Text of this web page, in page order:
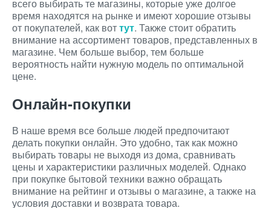
всего выбирать те магазины, которые уже долгое
время находятся на рынке и имеют хорошие отзывы
от покупателей, как воттут. Также стоит обратить
внимание на ассортимент товаров, представленных в
магазине. Чем больше выбор, тем больше
вероятность найти нужную модель по оптимальной
цене.
Онлайн-покупки
В наше время все больше людей предпочитают
делать покупки онлайн. Это удобно, так как можно
выбирать товары не выходя из дома, сравнивать
цены и характеристики различных моделей. Однако
при покупке бытовой техники важно обращать
внимание на рейтинг и отзывы о магазине, а также на
условия доставки и возврата товара.